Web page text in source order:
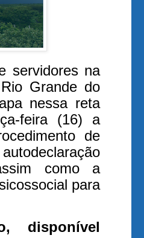
servidores na
Grande do
nessa reta
feira (16) a
de
como a
para
disponível